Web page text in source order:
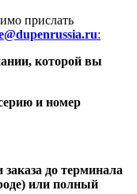
прислать
:
которой вы
и номер
до терминала
или полный